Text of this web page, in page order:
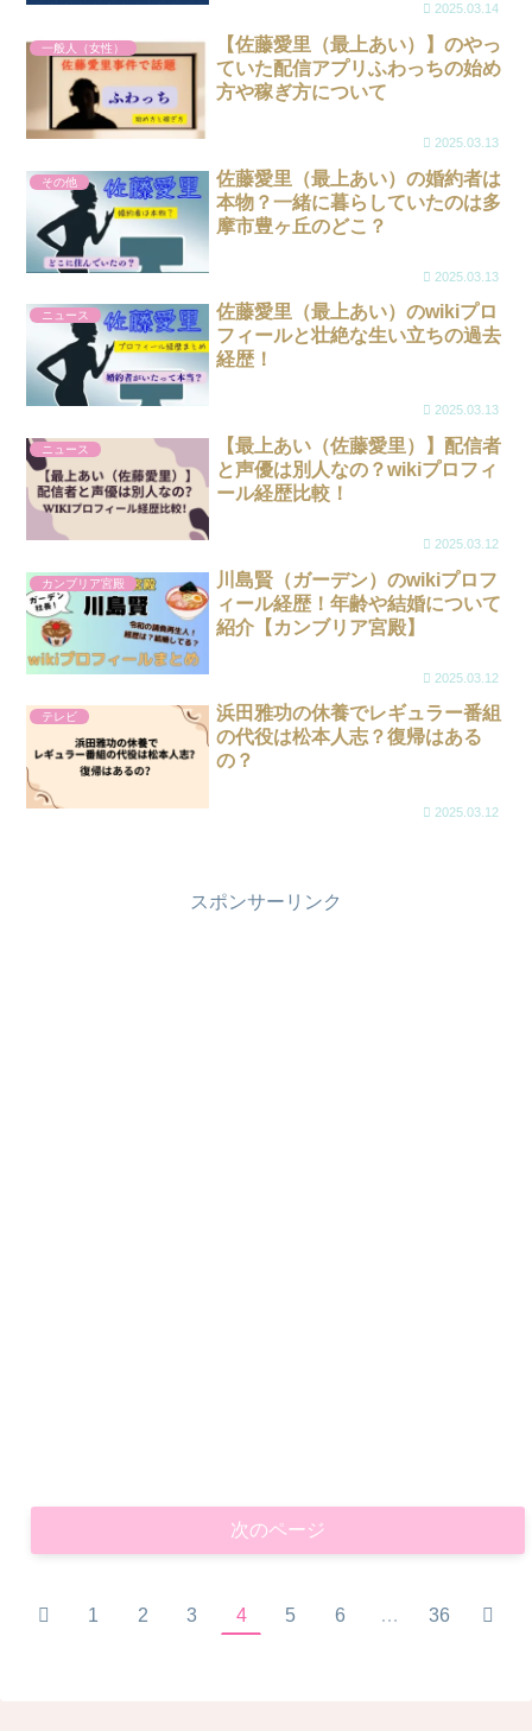
2025.03.14
一般人（女性）
【佐藤愛里（最上あい）】のやっ
ていた配信アプリふわっちの始め
方や稼ぎ方について
2025.03.13
その他
佐藤愛里（最上あい）の婚約者は
本物？一緒に暮らしていたのは多
摩市豊ヶ丘のどこ？
2025.03.13
ニュース
佐藤愛里（最上あい）のwikiプロ
フィールと壮絶な生い立ちの過去
経歴！
2025.03.13
ニュース
【最上あい（佐藤愛里）】配信者
と声優は別人なの？wikiプロフィ
ール経歴比較！
2025.03.12
カンブリア宮殿
川島賢（ガーデン）のwikiプロフ
ィール経歴！年齢や結婚について
紹介【カンブリア宮殿】
2025.03.12
テレビ
浜田雅功の休養でレギュラー番組
の代役は松本人志？復帰はある
の？
2025.03.12
スポンサーリンク
次のページ
前
1 2 3 4 5 6 … 36
次